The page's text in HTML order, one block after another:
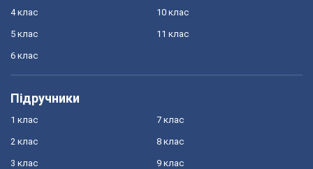
4 клас
5 клас
6 клас
10 клас
11 клас
Підручники
1 клас
2 клас
3 клас
7 клас
8 клас
9 клас